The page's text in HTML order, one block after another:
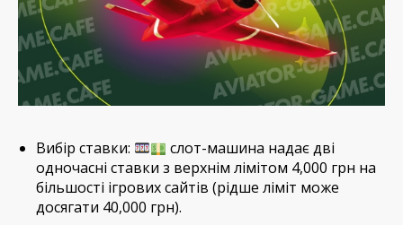
Вибір ставки:
слот-машина надає дві
одночасні ставки з верхнім лімітом 4,000 грн на
більшості ігрових сайтів (рідше ліміт може
досягати 40,000 грн).